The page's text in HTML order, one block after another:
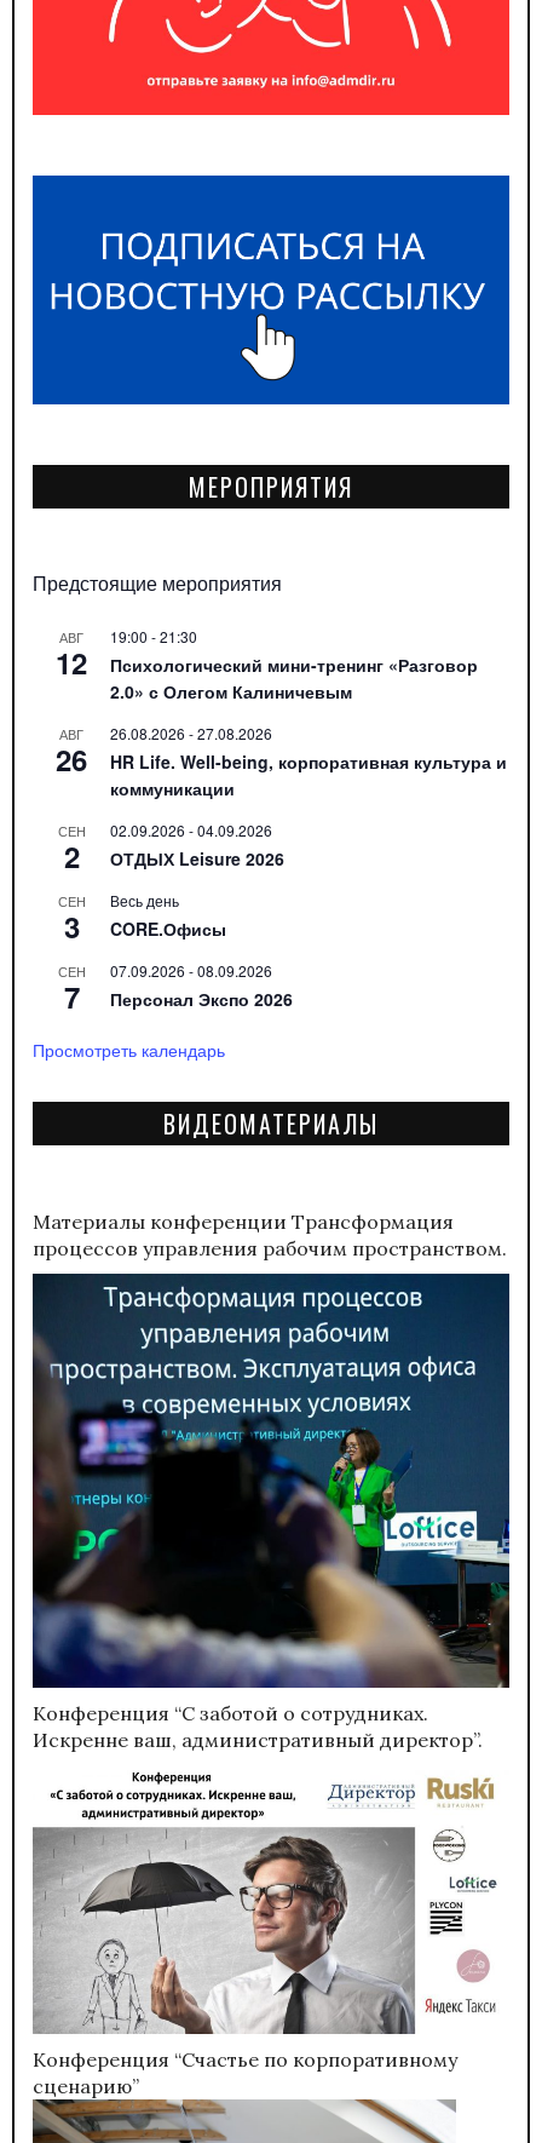
МЕРОПРИЯТИЯ
Предстоящие мероприятия
АВГ
12
19:00 -21:30
Психологический мини-тренинг «Разговор
2.0» с Олегом Калиничевым
АВГ
26
26.08.2026 -27.08.2026
HR Life. Well-being, корпоративная культура и
коммуникации
СЕН
2
02.09.2026 -04.09.2026
ОТДЫХ Leisure 2026
СЕН
3
Весь день
CORE.Офисы
СЕН
7
07.09.2026 -08.09.2026
Персонал Экспо 2026
Просмотреть календарь
ВИДЕОМАТЕРИАЛЫ
Материалы конференции Трансформация
процессов управления рабочим пространством.
Конференция “С заботой о сотрудниках.
Искренне ваш, административный директор”.
Конференция “Счастье по корпоративному
сценарию”